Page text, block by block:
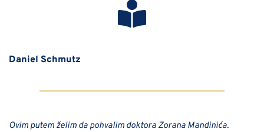
Daniel Schmutz
Ovim putem želim da pohvalim doktora Zorana Mandinića.